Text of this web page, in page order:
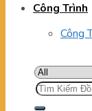
Công Trình
Công
Tìm
kiếm: